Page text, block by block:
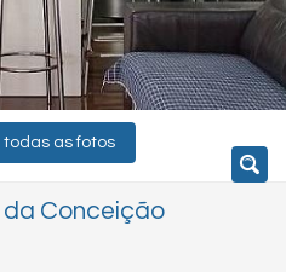
as fotos
Conceição